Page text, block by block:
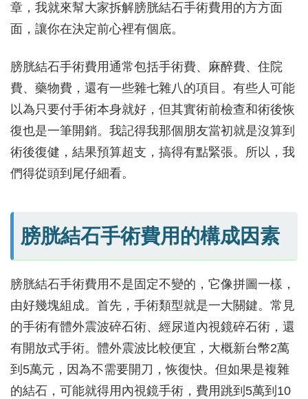
章，我就來幫大家拆解膀胱結石手術費用的方方面
面，讓你在決定前心裡有個底。
膀胱結石手術費用通常包括手術費、麻醉費、住院
費、藥物費，還有一些雜七雜八的項目。有些人可能
以為只要付手術本身就好，但其實術前檢查和術後恢
復也是一筆開銷。我記得我那個朋友當初就是沒算到
術後復健，結果預算超支，搞得有點緊張。所以，我
們得從頭到尾仔細看。
膀胱結石手術費用的構成因素
膀胱結石手術費用不是固定不變的，它像拼圖一樣，
由好幾塊組成。首先，手術類型就是一大關鍵。常見
的手術有體外震波碎石術、經尿道內視鏡碎石術，還
有開放式手術。體外震波比較便宜，大概新台幣2萬
到5萬元，因為不需要開刀，恢復快。但如果是複雜
的結石，可能就得用內視鏡手術，費用跳到5萬到10